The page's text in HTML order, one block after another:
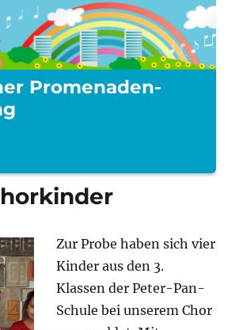
Promenaden-
Zur Probe haben sich vier
Kinder aus den 3.
Klassen der Peter-Pan-
Schule bei unserem Chor